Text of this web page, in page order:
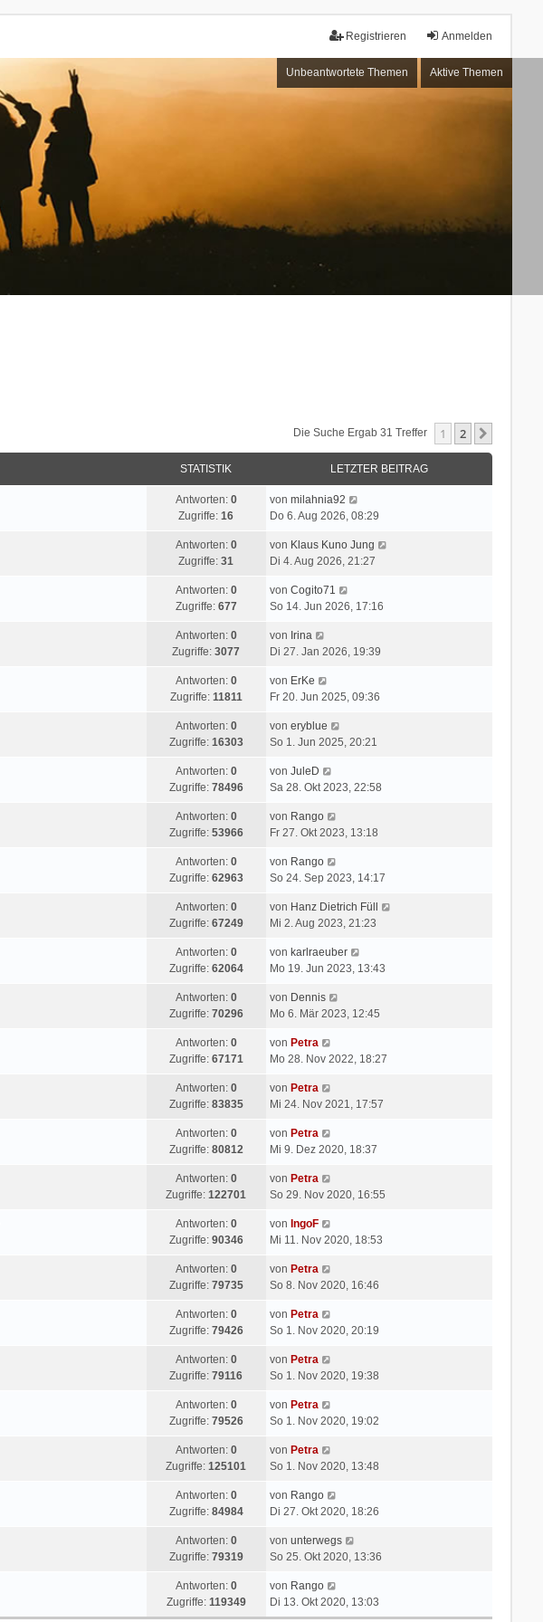
Anmelden
Registrieren
Unbeantwortete Themen Aktive Themen
Die Suche Ergab 31 Treffer 1 2
STATISTIK LETZTER BEITRAG
Antworten: 0
Zugriffe:16
von milahnia92
Do 6. Aug 2026, 08:29
Antworten: 0
Zugriffe:31
von Klaus Kuno Jung
Di 4. Aug 2026, 21:27
Antworten: 0
Zugriffe: 677
von Cogito71
So 14. Jun 2026, 17:16
Antworten: 0
Zugriffe:3077
von Irina
Di 27. Jan 2026, 19:39
Antworten: 0
Zugriffe: 11811
von ErKe
Fr 20. Jun 2025, 09:36
Antworten: 0
Zugriffe: 16303
von eryblue
So 1. Jun 2025, 20:21
Antworten: 0
Zugriffe: 78496
von JuleD
Sa 28. Okt 2023, 22:58
Antworten: 0
Zugriffe: 53966
von Rango
Fr 27. Okt 2023, 13:18
Antworten: 0
Zugriffe: 62963
von Rango
So 24. Sep 2023, 14:17
Antworten: 0
Zugriffe: 67249
von Hanz Dietrich Füll
Mi 2. Aug 2023, 21:23
Antworten: 0
Zugriffe: 62064
von karlraeuber
Mo 19. Jun 2023, 13:43
Antworten: 0
Zugriffe: 70296
von Dennis
Mo 6. Mär 2023, 12:45
Antworten: 0
Zugriffe: 67171
von Petra
Mo 28. Nov 2022, 18:27
Antworten: 0
Zugriffe: 83835
von Petra
Mi 24. Nov 2021, 17:57
Antworten: 0
Zugriffe: 80812
von Petra
Mi 9. Dez 2020, 18:37
Antworten: 0
Zugriffe:122701
von Petra
So 29. Nov 2020, 16:55
Antworten: 0
Zugriffe: 90346
von IngoF
Mi 11. Nov 2020, 18:53
Antworten: 0
Zugriffe: 79735
von Petra
So 8. Nov 2020, 16:46
Antworten: 0
Zugriffe: 79426
von Petra
So 1. Nov 2020, 20:19
Antworten: 0
Zugriffe:79116
von Petra
So 1. Nov 2020, 19:38
Antworten: 0
Zugriffe: 79526
von Petra
So 1. Nov 2020, 19:02
Antworten: 0
Zugriffe:125101
von Petra
So 1. Nov 2020, 13:48
Antworten: 0
Zugriffe: 84984
von Rango
Di 27. Okt 2020, 18:26
Antworten: 0
Zugriffe: 79319
von unterwegs
So 25. Okt 2020, 13:36
Antworten: 0
Zugriffe: 119349
von Rango
Di 13. Okt 2020, 13:03